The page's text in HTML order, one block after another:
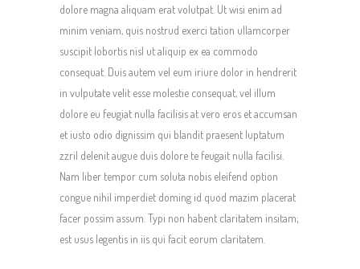
dolore magna aliquam erat volutpat. Ut wisi enim ad
minim veniam, quis nostrud exerci tation ullamcorper
suscipit lobortis nisl ut aliquip ex ea commodo
consequat. Duis autem vel eum iriure dolor in hendrerit
in vulputate velit esse molestie consequat, vel illum
dolore eu feugiat nulla facilisis at vero eros et accumsan
et iusto odio dignissim qui blandit praesent luptatum
zzril delenit augue duis dolore te feugait nulla facilisi.
Nam liber tempor cum soluta nobis eleifend option
congue nihil imperdiet doming id quod mazim placerat
facer possim assum. Typi non habent claritatem insitam;
est usus legentis in iis qui facit eorum claritatem.